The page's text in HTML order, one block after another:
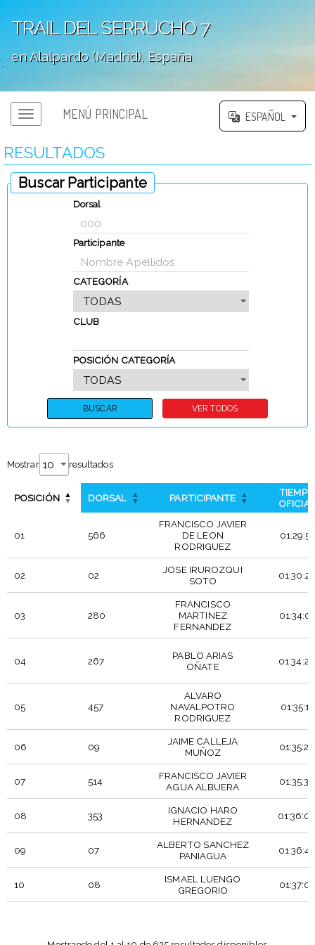
TRAIL DEL SERRUCHO 7
en Alalpardo (Madrid), España
';
MENÚ PRINCIPAL ESPAÑOL
RESULTADOS
Buscar Participante
Dorsal
Participante
CATEGORÍA
CLUB
POSICIÓN CATEGORÍA
Mostrar resultados
POSICIÓN DORSAL PARTICIPANTE
TIEMPO
OFICIAL
01 566
FRANCISCO JAVIER
DE LEON
RODRIGUEZ
01:29:51
02 02
JOSE IRUROZQUI
SOTO
01:30:29
03 280
FRANCISCO
MARTINEZ
FERNANDEZ
01:34:01
04 267
PABLO ARIAS
OÑATE
01:34:26
05 457
ALVARO
NAVALPOTRO
RODRIGUEZ
01:35:11
06 09
JAIME CALLEJA
MUÑOZ
01:35:20
07 514
FRANCISCO JAVIER
AGUA ALBUERA
01:35:38
08 353
IGNACIO HARO
HERNANDEZ
09 07
ALBERTO SANCHEZ
PANIAGUA
10 08
ISMAEL LUENGO
GREGORIO
01:37:03